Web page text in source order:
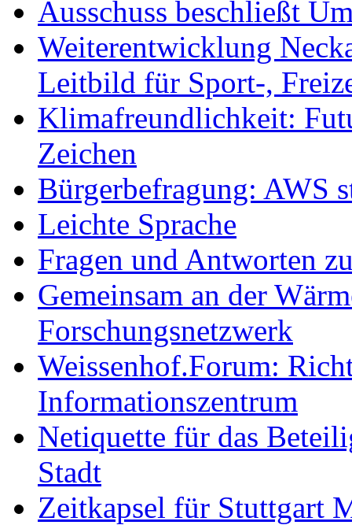
Ausschuss beschließt
Weiterentwicklung
Leitbild für Sport-,
Klimafreundlichkeit:
Zeichen
Bürgerbefragung: AWS
Leichte Sprache
Fragen und Antworten
Gemeinsam an der
Forschungsnetzwerk
Weissenhof.Forum:
Informationszentrum
Netiquette für das
Stadt
Zeitkapsel für Stuttgart